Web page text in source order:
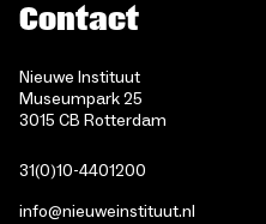
Contact
Nieuwe Instituut
Museumpark 25
3015 CB Rotterdam
31(0)10-4401200
info@nieuweinstituut.nl